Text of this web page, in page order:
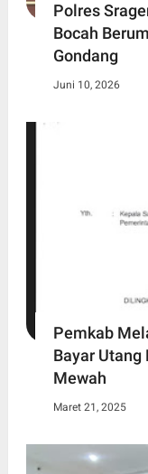
Polres
Bocah
Gondang
Juni 10, 2026
Pemkab
Bayar
Mewah
Maret 21, 2025